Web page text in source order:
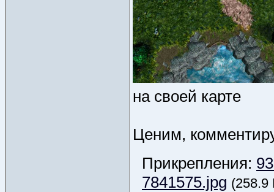
на своей карте
Ценим,
Прикрепления:
7841575.jpg (258.9